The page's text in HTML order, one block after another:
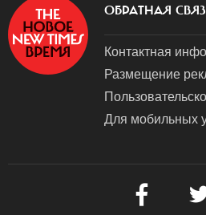
ОБРАТНАЯ
Контактная
Размещение
Для мобильных